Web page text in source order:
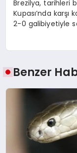
Brezilya, tarihleri
Kupası’nda karşı
2-0 galibiyetiyle
Benzer